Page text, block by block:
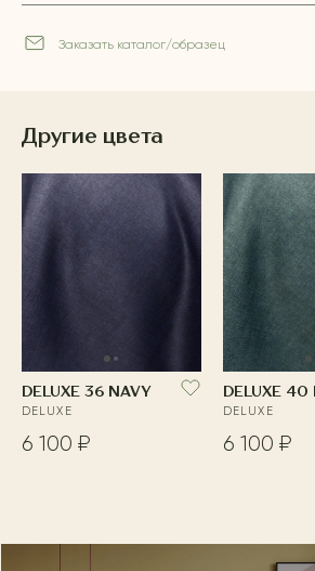
Заказать каталог/образец
Другие цвета
DELUXE 36 NAVY
DELUXE
6 100 ₽
DELUXE 40
DELUXE
6 100 ₽